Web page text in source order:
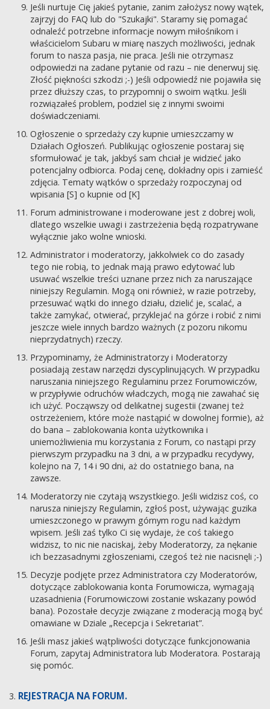
Jeśli nurtuje Cię jakieś pytanie, zanim założysz nowy wątek,
zajrzyj do FAQ lub do "Szukajki". Staramy się pomagać
odnaleźć potrzebne informacje nowym miłośnikom i
właścicielom Subaru w miarę naszych możliwości, jednak
forum to nasza pasja, nie praca. Jeśli nie otrzymasz
odpowiedzi na zadane pytanie od razu – nie denerwuj się.
Złość piękności szkodzi ;-) Jeśli odpowiedź nie pojawiła się
przez dłuższy czas, to przypomnij o swoim wątku. Jeśli
rozwiązałeś problem, podziel się z innymi swoimi
doświadczeniami.
Ogłoszenie o sprzedaży czy kupnie umieszczamy w
Działach Ogłoszeń. Publikując ogłoszenie postaraj się
sformułować je tak, jakbyś sam chciał je widzieć jako
potencjalny odbiorca. Podaj cenę, dokładny opis i zamieść
zdjęcia. Tematy wątków o sprzedaży rozpoczynaj od
wpisania [S] o kupnie od [K]
Forum administrowane i moderowane jest z dobrej woli,
dlatego wszelkie uwagi i zastrzeżenia będą rozpatrywane
wyłącznie jako wolne wnioski.
Administrator i moderatorzy, jakkolwiek co do zasady
tego nie robią, to jednak mają prawo edytować lub
usuwać wszelkie treści uznane przez nich za naruszające
niniejszy Regulamin. Mogą oni również, w razie potrzeby,
przesuwać wątki do innego działu, dzielić je, scalać, a
także zamykać, otwierać, przyklejać na górze i robić z nimi
jeszcze wiele innych bardzo ważnych (z pozoru nikomu
nieprzydatnych) rzeczy.
Przypominamy, że Administratorzy i Moderatorzy
posiadają zestaw narzędzi dyscyplinujących. W przypadku
naruszania niniejszego Regulaminu przez Forumowiczów,
w przypływie odruchów władczych, mogą nie zawahać się
ich użyć. Począwszy od delikatnej sugestii (zwanej też
ostrzeżeniem, które może nastąpić w dowolnej formie), aż
do bana – zablokowania konta użytkownika i
uniemożliwienia mu korzystania z Forum, co nastąpi przy
pierwszym przypadku na 3 dni, a w przypadku recydywy,
kolejno na 7, 14 i 90 dni, aż do ostatniego bana, na
zawsze.
Moderatorzy nie czytają wszystkiego. Jeśli widzisz coś, co
narusza niniejszy Regulamin, zgłoś post, używając guzika
umieszczonego w prawym górnym rogu nad każdym
wpisem. Jeśli zaś tylko Ci się wydaje, że coś takiego
widzisz, to nic nie naciskaj, żeby Moderatorzy, za nękanie
ich bezzasadnymi zgłoszeniami, czegoś też nie nacisnęli ;-)
Decyzje podjęte przez Administratora czy Moderatorów,
dotyczące zablokowania konta Forumowicza, wymagają
uzasadnienia (Forumowiczowi zostanie wskazany powód
bana). Pozostałe decyzje związane z moderacją mogą być
omawiane w Dziale „Recepcja i Sekretariat”.
Jeśli masz jakieś wątpliwości dotyczące funkcjonowania
Forum, zapytaj Administratora lub Moderatora. Postarają
się pomóc.
REJESTRACJA NA FORUM.